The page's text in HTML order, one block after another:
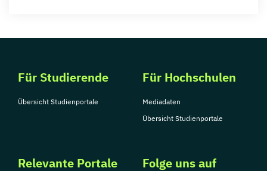
Für Studierende
Übersicht Studienportale
Für Hochschulen
Mediadaten
Übersicht Studienportale
Relevante Portale Folge uns auf